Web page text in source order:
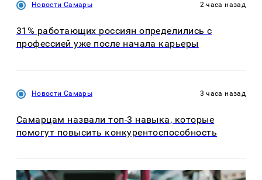
Новости Самары 2 часа назад
31% работающих россиян определились с
профессией уже после начала карьеры
Новости Самары 3 часа назад
Самарцам назвали топ-3 навыка, которые
помогут повысить конкурентоспособность